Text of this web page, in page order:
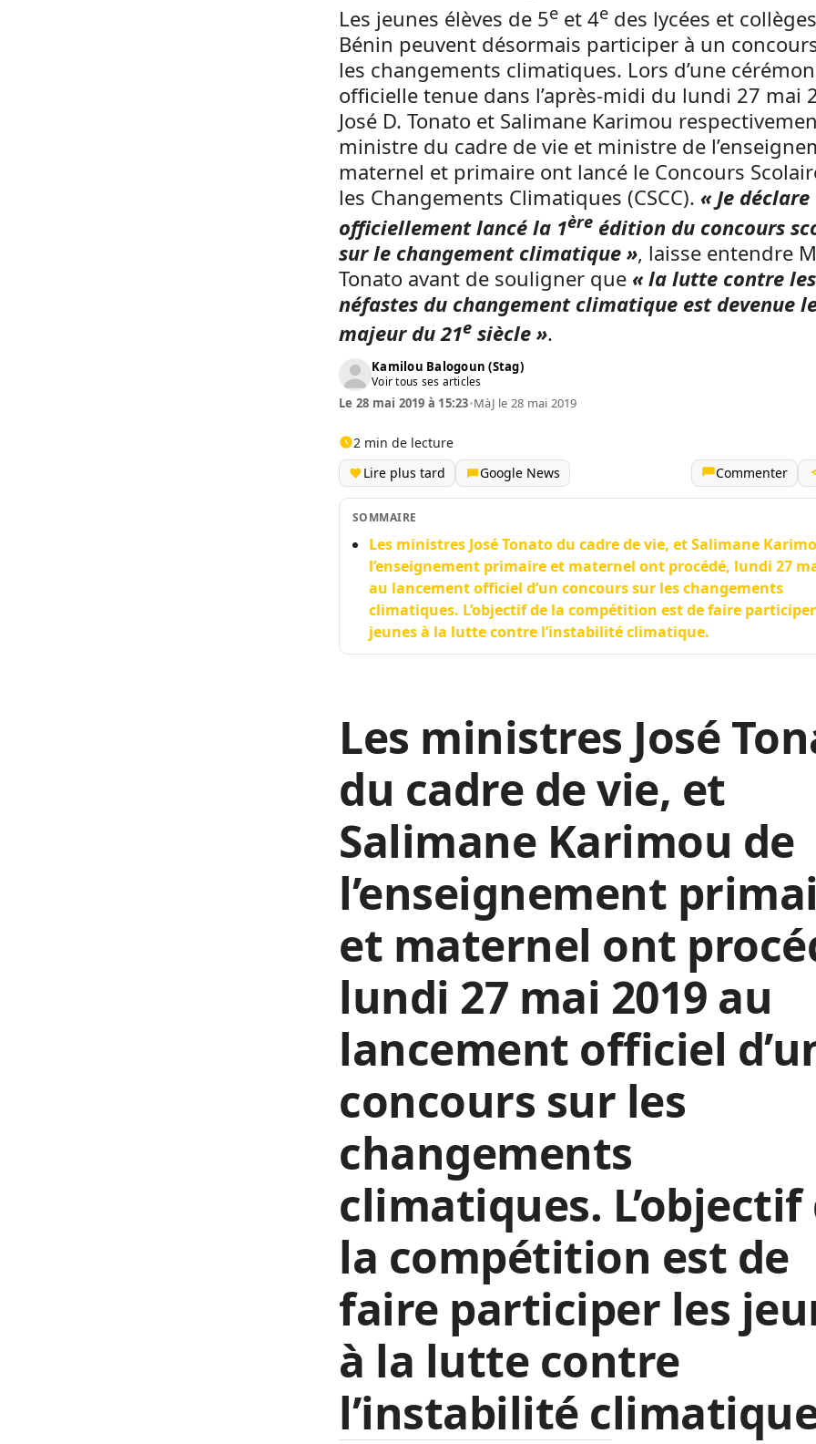
Les jeunes élèves de 5e et 4e des lycées et
Bénin peuvent désormais participer à un
les changements climatiques. Lors d’une
officielle tenue dans l’après-midi du lundi 27 mai
José D. Tonato et Salimane Karimou
ministre du cadre de vie et ministre de
maternel et primaire ont lancé le Concours
les Changements Climatiques (CSCC). « Je déclare
officiellement lancé la 1ère édition du concours
sur le changement climatique », laisse entendre
Tonato avant de souligner que « la lutte contre
néfastes du changement climatique est devenue
majeur du 21e siècle ».
Kamilou Balogoun (Stag)
Voir tous ses articles
Le 28 mai 2019 à 15:23•MàJ le 28 mai 2019
2 min de lecture
Lire plus tard
Google News Commenter
SOMMAIRE
Les ministres José Tonato du cadre de vie, et Salimane
l’enseignement primaire et maternel ont procédé, lundi 27
au lancement officiel d’un concours sur les changements
climatiques. L’objectif de la compétition est de faire
jeunes à la lutte contre l’instabilité climatique.
Les ministres José
du cadre de vie, et
Salimane Karimou de
l’enseignement
et maternel ont
lundi 27 mai 2019 au
lancement officiel
concours sur les
changements
climatiques. L’objectif
la compétition est de
faire participer les
à la lutte contre
l’instabilité